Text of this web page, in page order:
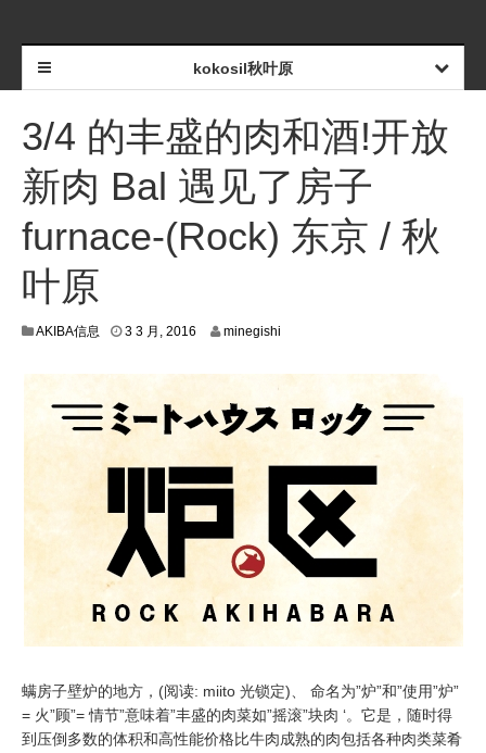
kokosil秋叶原
3/4 的丰盛的肉和酒!开放
新肉 Bal 遇见了房子
furnace-(Rock) 东京 / 秋
叶原
AKIBA信息 3 3 月, 2016
2
minegishi
螨房子壁炉的地方，(阅读: miito 光锁定)、 命名为”炉”和”使用”炉”
= 火”顾”= 情节”意味着”丰盛的肉菜如”摇滚”块肉 ‘。它是，随时得
到压倒多数的体积和高性能价格比牛肉成熟的肉包括各种肉类菜肴